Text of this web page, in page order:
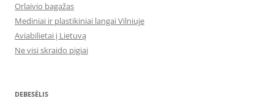
Orlaivio bagažas
Mediniai ir plastikiniai langai Vilniuje
Aviabilietai į Lietuvą
Ne visi skraido pigiai
DEBESĖLIS